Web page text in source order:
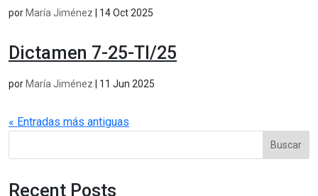
por María Jiménez 14 Oct 2025
Dictamen 7-25-TI/25
por María Jiménez 11 Jun 2025
« Entradas más antiguas
Buscar
Recent Posts